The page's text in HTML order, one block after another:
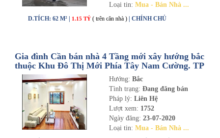
Loại tin: Mua - Bán Nhà ...
D.TÍCH: 62 M² | 1.15 TỶ ( trên căn nhà ) | CHÍNH CHỦ
Gia đình Cần bán nhà 4 Tầng mới xây hướng bắc
thuộc Khu Đô Thị Mới Phía Tây Nam Cường. TP
Hải Dương
Hướng: Bắc
Tình trạng: Đang đăng bán
Pháp lý: Liên Hệ
Lượt xem: 1752
Ngày đăng: 23-07-2020
Loại tin: Mua - Bán Nhà ...